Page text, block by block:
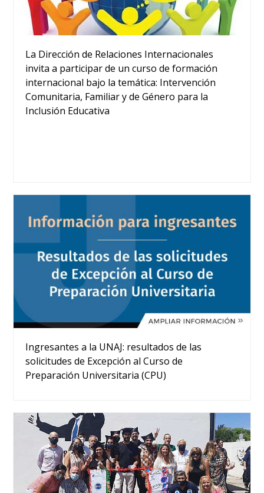
La Dirección de Relaciones Internacionales
invita a participar de un curso de formación
internacional bajo la temática: Intervención
Comunitaria, Familiar y de Género para la
Inclusión Educativa
Ingresantes a la UNAJ: resultados de las
solicitudes de Excepción al Curso de
Preparación Universitaria (CPU)